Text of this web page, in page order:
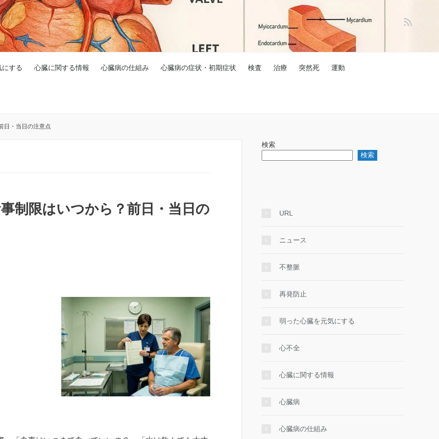
する 心臓に関する情報 心臓病の仕組み 心臓病の症状・初期症状 検査 治療 突然死 運動
日・当日の注意点
制限はいつから？前日・当日の
検索
検索
URL
ニュース
不整脈
再発防止
弱った心臓を元気にする
心不全
心臓に関する情報
心臓病
心臓病の仕組み